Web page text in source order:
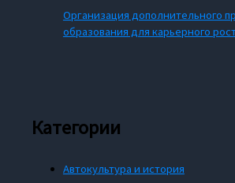
Организация дополнительного
образования для карьерного
Категории
Автокультура и история